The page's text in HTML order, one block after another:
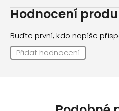
Hodnocení
Buďte první, kdo napíše
Přidat hodnocení